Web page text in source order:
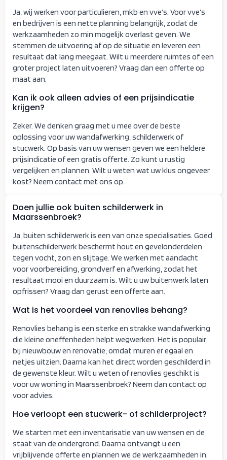
Ja, wij werken voor particulieren, mkb en vve’s. Voor vve’s
en bedrijven is een nette planning belangrijk, zodat de
werkzaamheden zo min mogelijk overlast geven. We
stemmen de uitvoering af op de situatie en leveren een
resultaat dat lang meegaat. Wilt u meerdere ruimtes of een
groter project laten uitvoeren? Vraag dan een offerte op
maat aan.
Kan ik ook alleen advies of een prijsindicatie
krijgen?
Zeker. We denken graag met u mee over de beste
oplossing voor uw wandafwerking, schilderwerk of
stucwerk. Op basis van uw wensen geven we een heldere
prijsindicatie of een gratis offerte. Zo kunt u rustig
vergelijken en plannen. Wilt u weten wat uw klus ongeveer
kost? Neem contact met ons op.
Doen jullie ook buiten schilderwerk in
Maarssenbroek?
Ja, buiten schilderwerk is een van onze specialisaties. Goed
buitenschilderwerk beschermt hout en gevelonderdelen
tegen vocht, zon en slijtage. We werken met aandacht
voor voorbereiding, grondverf en afwerking, zodat het
resultaat mooi en duurzaam is. Wilt u uw buitenwerk laten
opfrissen? Vraag dan gerust een offerte aan.
Wat is het voordeel van renovlies behang?
Renovlies behang is een sterke en strakke wandafwerking
die kleine oneffenheden helpt wegwerken. Het is populair
bij nieuwbouw en renovatie, omdat muren er egaal en
netjes uitzien. Daarna kan het direct worden geschilderd in
de gewenste kleur. Wilt u weten of renovlies geschikt is
voor uw woning in Maarssenbroek? Neem dan contact op
voor advies.
Hoe verloopt een stucwerk- of schilderproject?
We starten met een inventarisatie van uw wensen en de
staat van de ondergrond. Daarna ontvangt u een
vrijblijvende offerte en plannen we de werkzaamheden in.